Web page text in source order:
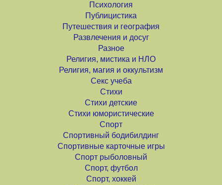
Психология
Публицистика
Путешествия и география
Развлечения и досуг
Разное
Религия, мистика и НЛО
Религия, магия и оккультизм
Секс учеба
Стихи
Стихи детские
Стихи юмористические
Спорт
Спортивный бодибилдинг
Спортивные карточные игры
Спорт рыболовный
Спорт, футбол
Спорт, хоккей